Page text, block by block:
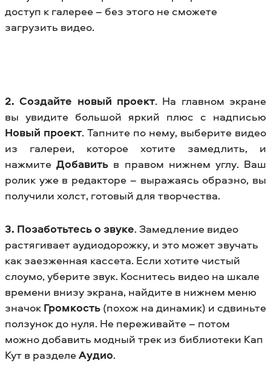
доступ к галерее – без этого не сможете
загрузить видео.
2. Создайте новый проект. На главном экране
вы увидите большой яркий плюс с надписью
Новый проект. Тапните по нему, выберите видео
из галереи, которое хотите замедлить, и
нажмитеДобавить в правом нижнем углу. Ваш
ролик уже в редакторе – выражаясь образно, вы
получили холст, готовый для творчества.
3. Позаботьтесь о звуке. Замедление видео
растягивает аудиодорожку, и это может звучать
как заезженная кассета. Если хотите чистый
слоумо, уберите звук. Коснитесь видео на шкале
времени внизу экрана, найдите в нижнем меню
значок Громкость (похож на динамик) и сдвиньте
ползунок до нуля. Не переживайте – потом
можно добавить модный трек из библиотеки Кап
Кут в разделеАудио.